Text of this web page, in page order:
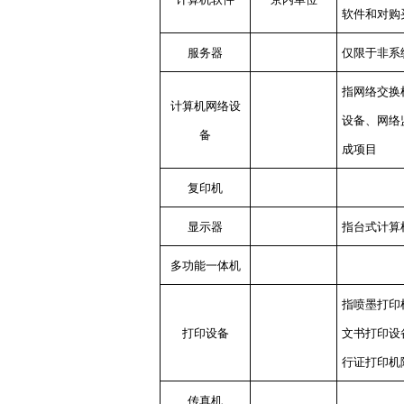
软件和对购
服务器 仅限于非系
计算机网络设
备
指网络交换
设备、网络
成项目
复印机
显示器 指台式计算
多功能一体机
打印设备
指喷墨打印
文书打印设
行证打印机
传真机